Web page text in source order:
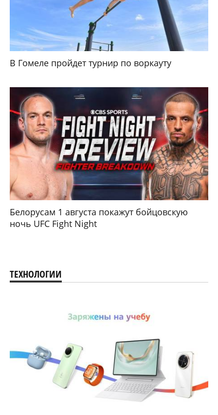
В Гомеле пройдет турнир по воркауту
Белорусам 1 августа покажут бойцовскую
ночь UFC Fight Night
ТЕХНОЛОГИИ